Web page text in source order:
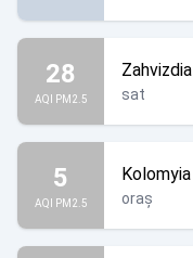
28
AQI PM2.5
Zahvizdia
sat
5
AQI PM2.5
Kolomyia
oraș